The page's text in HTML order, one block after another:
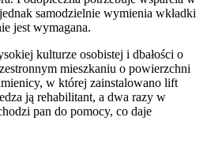
samodzielnie wymienia wkładki
jest wymagana.
kulturze osobistej i dbałości o
mieszkaniu o powierzchni
w której zainstalowano lift
ją rehabilitant, a dwa razy w
pan do pomocy, co daje